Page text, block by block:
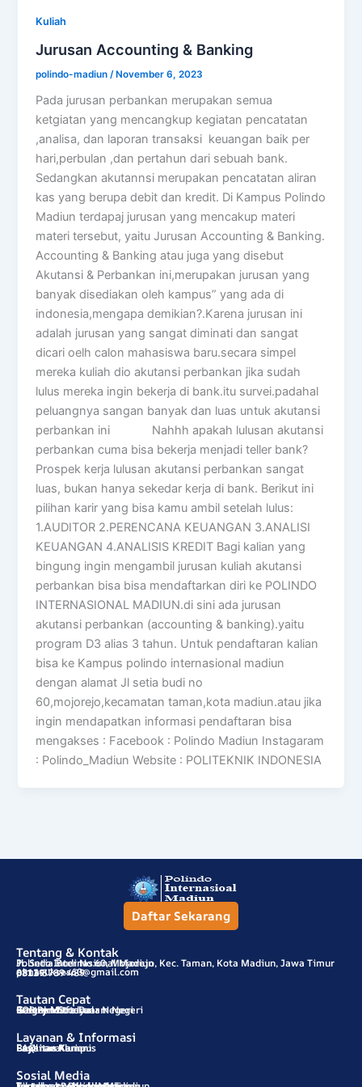
Kuliah
Jurusan Accounting & Banking
polindo-madiun /November 6, 2023
Pada jurusan perbankan merupakan semua
ketgiatan yang mencangkup kegiatan pencatatan
,analisa, dan laporan transaksi keuangan baik per
hari,perbulan ,dan pertahun dari sebuah bank.
Sedangkan akutannsi merupakan pencatatan aliran
kas yang berupa debit dan kredit. Di Kampus Polindo
Madiun terdapaj jurusan yang mencakup materi
materi tersebut, yaitu Jurusan Accounting & Banking.
Accounting & Banking atau juga yang disebut
Akutansi & Perbankan ini,merupakan jurusan yang
banyak disediakan oleh kampus” yang ada di
indonesia,mengapa demikian?.Karena jurusan ini
adalah jurusan yang sangat diminati dan sangat
dicari oelh calon mahasiswa baru.secara simpel
mereka kuliah dio akutansi perbankan jika sudah
lulus mereka ingin bekerja di bank.itu survei.padahal
peluangnya sangan banyak dan luas untuk akutansi
perbankan ini Nahhh apakah lulusan akutansi
perbankan cuma bisa bekerja menjadi teller bank?
Prospek kerja lulusan akutansi perbankan sangat
luas, bukan hanya sekedar kerja di bank. Berikut ini
pilihan karir yang bisa kamu ambil setelah lulus:
1.AUDITOR 2.PERENCANA KEUANGAN 3.ANALISI
KEUANGAN 4.ANALISIS KREDIT Bagi kalian yang
bingung ingin mengambil jurusan kuliah akutansi
perbankan bisa bisa mendaftarkan diri ke POLINDO
INTERNASIONAL MADIUN.di sini ada jurusan
akutansi perbankan (accounting & banking).yaitu
program D3 alias 3 tahun. Untuk pendaftaran kalian
bisa ke Kampus polindo internasional madiun
dengan alamat Jl setia budi no
60,mojorejo,kecamatan taman,kota madiun.atau jika
ingin mendapatkan informasi pendaftaran bisa
mengakses : Facebook : Polindo Madiun Instagaram
: Polindo_Madiun Website : POLITEKNIK INDONESIA
Daftar Sekarang
Tentang & Kontak
Polindo Internasional Madiun
Jl. Setia Budi No.60, Mojorejo, Kec. Taman, Kota Madiun, Jawa Timur
63139
0811-3789-489
pimasukses60@gmail.com
Tautan Cepat
SOP Pendaftaran
Program Study
Galery Mitra Luar Negeri
Galery Mitra Dalam Negeri
Kontak
Layanan & Informasi
Beasiswa
Layanan Karier
Layanan Alumni
Fasilitas Kampus
FAQ
Sosial Media